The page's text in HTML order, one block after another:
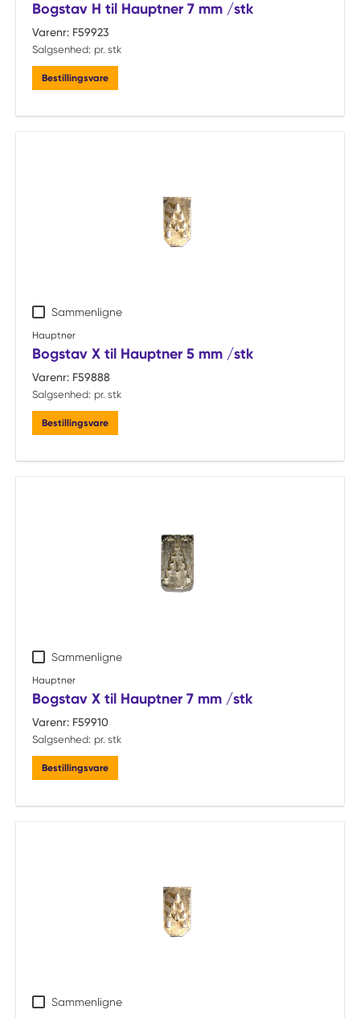
Bogstav H til Hauptner 7 mm /stk
Varenr: F59923
Salgsenhed: pr. stk
Bestillingsvare
Sammenligne
Hauptner
Bogstav X til Hauptner 5 mm /stk
Varenr: F59888
Salgsenhed: pr. stk
Bestillingsvare
Sammenligne
Hauptner
Bogstav X til Hauptner 7 mm /stk
Varenr: F59910
Salgsenhed: pr. stk
Bestillingsvare
Sammenligne